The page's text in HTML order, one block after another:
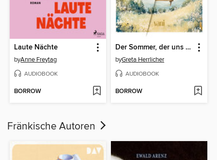
Laute Nächte
byAnne Freytag
AUDIOBOOK
BORROW
Der Sommer, der uns blieb
byGreta Herrlicher
AUDIOBOOK
BORROW
Fränkische Autoren